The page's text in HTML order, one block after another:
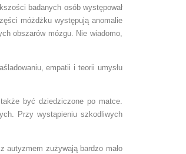
badanych osób występował
móżdżku występują anomalie
obszarów mózgu. Nie wiadomo,
empatii i teorii umysłu
być dziedziczone po matce.
Przy wystąpieniu szkodliwych
autyzmem zużywają bardzo mało